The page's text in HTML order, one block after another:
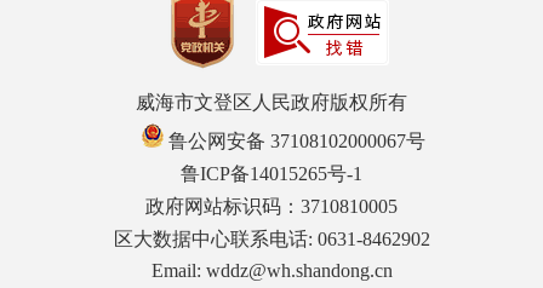
威海市文登区人民政府版权所有
鲁公网安备 37108102000067号
鲁ICP备14015265号-1
政府网站标识码：3710810005
区大数据中心联系电话: 0631-8462902
Email: wddz@wh.shandong.cn